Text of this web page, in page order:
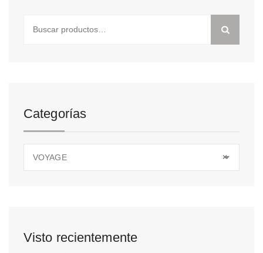
Categorías
×
VOYAGE
Visto recientemente